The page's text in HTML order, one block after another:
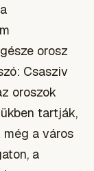
orosz
Csasziv
oroszok
tartják,
a város
a